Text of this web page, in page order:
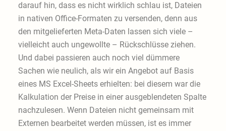
darauf hin, dass es nicht wirklich schlau ist, Dateien
in nativen Office-Formaten zu versenden, denn aus
den mitgelieferten Meta-Daten lassen sich viele –
vielleicht auch ungewollte – Rückschlüsse ziehen.
Und dabei passieren auch noch viel dümmere
Sachen wie neulich, als wir ein Angebot auf Basis
eines MS Excel-Sheets erhielten: bei diesem war die
Kalkulation der Preise in einer ausgeblendeten Spalte
nachzulesen. Wenn Dateien nicht gemeinsam mit
Externen bearbeitet werden müssen, ist es immer